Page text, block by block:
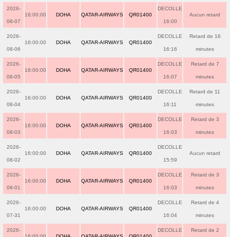
2026-
08-07
16:00:00 DOHA QATAR-AIRWAYS QR01400
DECOLLE
16:00
Aucun retard
2026-
08-06
16:00:00 DOHA QATAR-AIRWAYS QR01400
DECOLLE
16:16
Retard de 16
minutes
2026-
08-05
16:00:00 DOHA QATAR-AIRWAYS QR01400
DECOLLE
16:07
Retard de 7
minutes
2026-
08-04
16:00:00 DOHA QATAR-AIRWAYS QR01400
DECOLLE
16:11
Retard de 11
minutes
2026-
08-03
16:00:00 DOHA QATAR-AIRWAYS QR01400
DECOLLE
16:03
Retard de 3
minutes
2026-
08-02
16:00:00 DOHA QATAR-AIRWAYS QR01400
DECOLLE
15:59
Aucun retard
2026-
08-01
16:00:00 DOHA QATAR-AIRWAYS QR01400
DECOLLE
16:03
Retard de 3
minutes
2026-
07-31
16:00:00 DOHA QATAR-AIRWAYS QR01400
DECOLLE
16:04
Retard de 4
minutes
2026- DECOLLE Retard de 2